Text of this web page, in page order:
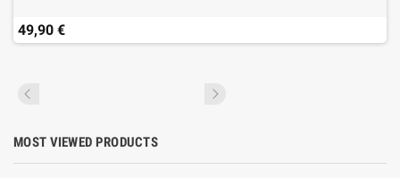
49,90 €
MOST VIEWED PRODUCTS